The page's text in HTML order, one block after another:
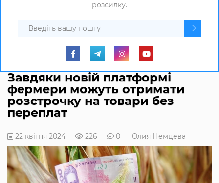
розсилку.
Завдяки новій платформі
фермери можуть отримати
розстрочку на товари без
переплат
22 квітня 2024 226 0 Юлия Немцева